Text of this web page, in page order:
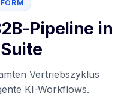
Pipeline in
Vertriebszyklus
KI-Workflows.